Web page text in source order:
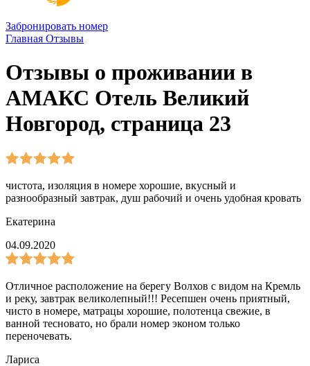
Забронировать номер
Главная Отзывы
Отзывы о проживании в
АМАКС Отель Великий
Новгород, страница 23
чистота, изоляция в номере хорошие, вкусный и
разнообразный завтрак, душ рабочий и очень удобная кровать
Екатерина
04.09.2020
Отличное расположение на берегу Волхов с видом на Кремль
и реку, завтрак великолепный!!! Ресепшен очень приятный,
чисто в номере, матрацы хорошие, полотенца свежие, в
ванной тесновато, но брали номер эконом только
переночевать.
Лариса